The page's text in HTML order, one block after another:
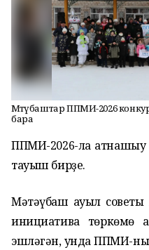
Мәтәүбаштар ППМИ-2026
бара
ППМИ-2026-ла ҡатнашыу
тауыш бирҙе.
Мәтәүбаш ауыл
инициатива төркөмө
эшләгән, унда ППМИ-